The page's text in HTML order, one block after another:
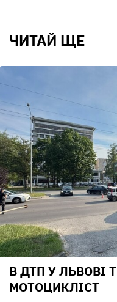
ЧИТАЙ ЩЕ
В ДТП У ЛЬВОВІ
МОТОЦИКЛІСТ